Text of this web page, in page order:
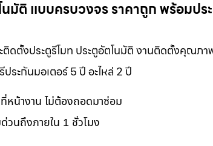
นมัติ แบบครบวงจร ราคาถูก พร้อมปร
ติดตั้งประตูรีโมท ประตูอัตโนมัติ งานติดตั้งคุณภ
ระกันมอเตอร์ 5 ปี อะไหล่ 2 ปี
หน้างาน ไม่ต้องถอดมาซ่อม
วนถึงภายใน 1 ชั่วโมง